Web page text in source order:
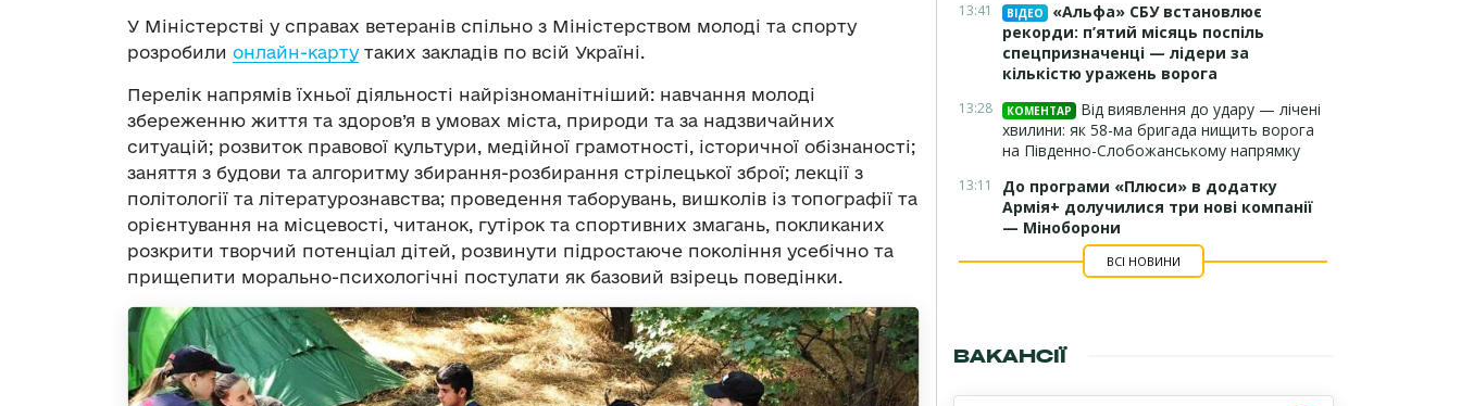
У Міністерстві у справах ветеранів спільно з Міністерством молоді та спорту
розробили онлайн-карту таких закладів по всій Україні.
Перелік напрямів їхньої діяльності найрізноманітніший: навчання молоді
збереженню життя та здоров’я в умовах міста, природи та за надзвичайних
ситуацій; розвиток правової культури, медійної грамотності, історичної обізнаності;
заняття з будови та алгоритму збирання-розбирання стрілецької зброї; лекції з
політології та літературознавства; проведення таборувань, вишколів із топографії та
орієнтування на місцевості, читанок, гутірок та спортивних змагань, покликаних
розкрити творчий потенціал дітей, розвинути підростаюче покоління усебічно та
прищепити морально-психологічні постулати як базовий взірець поведінки.
13:41 ВІДЕО
«Альфа» СБУ встановлює
рекорди: п’ятий місяць поспіль
спецпризначенці — лідери за
кількістю уражень ворога
13:28 КОМЕНТАР
Від виявлення до удару — лічені
хвилини: як 58-ма бригада нищить ворога
на Південно-Слобожанському напрямку
13:11
До програми «Плюси» в додатку
Армія+ долучилися три нові компанії
— Міноборони
ВСІ НОВИНИ
ВАКАНСІЇ